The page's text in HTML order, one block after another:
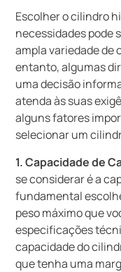
Escolher o cilindro
necessidades pode
ampla variedade de
entanto, algumas
uma decisão
atenda às suas
alguns fatores
selecionar um
1. Capacidade de
se considerar é a
fundamental
peso máximo que
especificações
capacidade do
que tenha uma